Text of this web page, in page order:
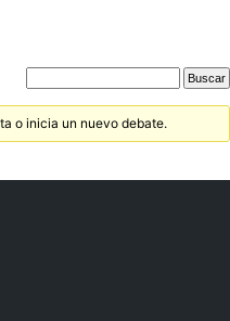
o inicia un nuevo debate.